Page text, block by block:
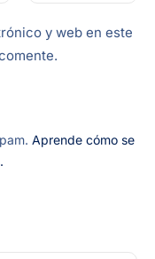
y web en este
Aprende cómo se